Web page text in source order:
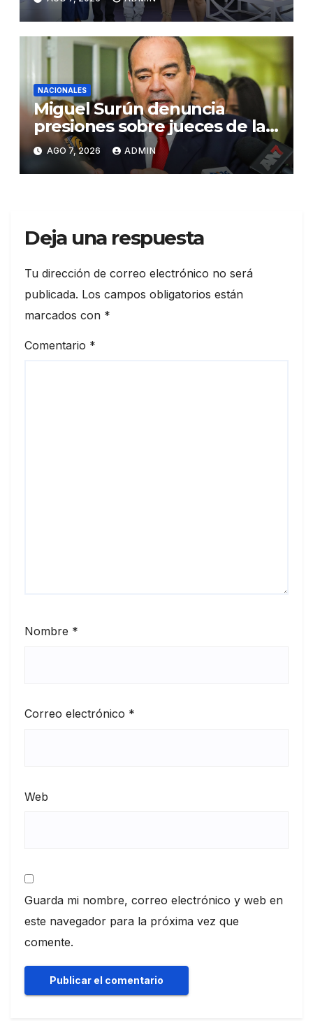
Santiago
NACIONALES
Miguel Surún denuncia
presiones sobre jueces de la
Suprema Corte de Justicia
AGO 7, 2026 ADMIN
Deja una respuesta
Tu dirección de correo electrónico no será
publicada. Los campos obligatorios están
marcados con *
Comentario *
Nombre *
Correo electrónico *
Web
Guarda mi nombre, correo electrónico y web en
este navegador para la próxima vez que
comente.